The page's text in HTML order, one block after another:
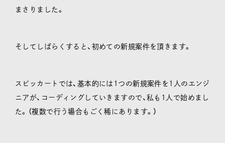
まさりました。
そしてしばらくすると、初めての新規案件を頂きます。
スピッカートでは、基本的には1つの新規案件を1人のエンジ
ニアが、コーディングしていきますので、私も1人で始めまし
た。（複数で行う場合もごく稀にあります。）